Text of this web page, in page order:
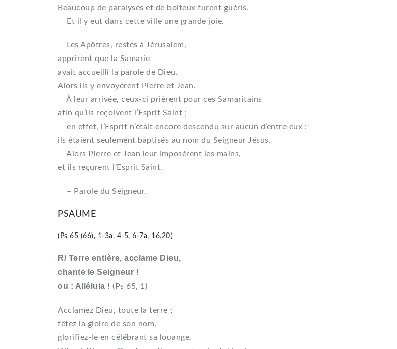
Beaucoup de paralysés et de boiteux furent guéris.
Et il y eut dans cette ville une grande joie.
Les Apôtres, restés à Jérusalem,
apprirent que la Samarie
avait accueilli la parole de Dieu.
Alors ils y envoyèrent Pierre et Jean.
À leur arrivée, ceux-ci prièrent pour ces Samaritains
afin qu’ils reçoivent l’Esprit Saint ;
en effet, l’Esprit n’était encore descendu sur aucun d’entre eux :
ils étaient seulement baptisés au nom du Seigneur Jésus.
Alors Pierre et Jean leur imposèrent les mains,
et ils reçurent l’Esprit Saint.
– Parole du Seigneur.
PSAUME
(Ps 65 (66), 1-3a, 4-5, 6-7a, 16.20)
R/ Terre entière, acclame Dieu,
chante le Seigneur !
ou : Alléluia ! (Ps 65, 1)
Acclamez Dieu, toute la terre ;
fêtez la gloire de son nom,
glorifiez-le en célébrant sa louange.